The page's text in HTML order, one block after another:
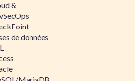
&
de données